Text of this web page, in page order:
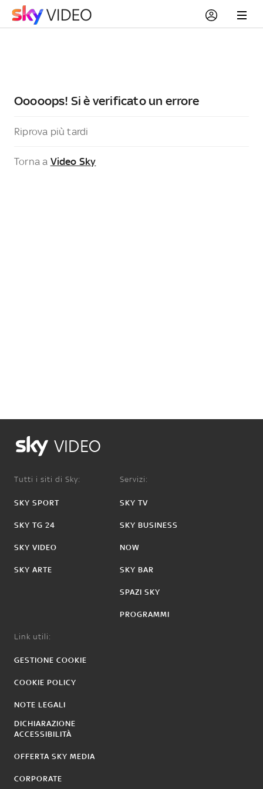
Ooooops! Si è verificato un errore
Riprova più tardi
Torna a Video Sky
VIDEO
Tutti i siti di Sky:
SKY SPORT
SKY TG 24
SKY VIDEO
SKY ARTE
Servizi:
SKY TV
SKY BUSINESS
NOW
SKY BAR
SPAZI SKY
PROGRAMMI
Link utili:
GESTIONE COOKIE
COOKIE POLICY
NOTE LEGALI
DICHIARAZIONE
ACCESSIBILITÀ
OFFERTA SKY MEDIA
CORPORATE